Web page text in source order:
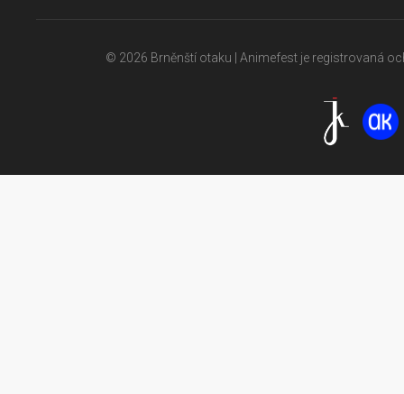
© 2026 Brněnští otaku | Animefest je registrovaná